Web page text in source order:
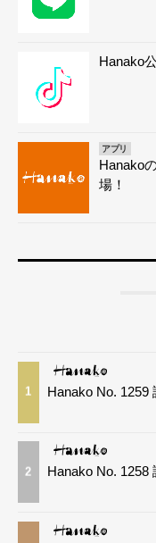
Hanako
アプリ
Hanako
場！
1 Hanako No. 1259
2 Hanako No. 1258